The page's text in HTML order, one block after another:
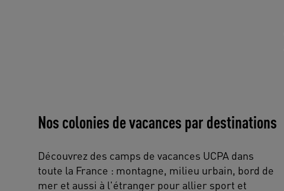
Nos colonies de vacances par destinations
Découvrez des camps de vacances UCPA dans
toute la France : montagne, milieu urbain, bord de
mer et aussi à l'étranger pour allier sport et